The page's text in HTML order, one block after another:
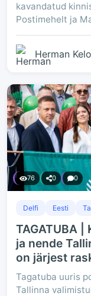
kavandatud
Postimehelt ja
Herman
76 0 0
Delfi Eesti
TAGATUBA
ja nende
on järjest
Tagatuba uuris
Tallinna